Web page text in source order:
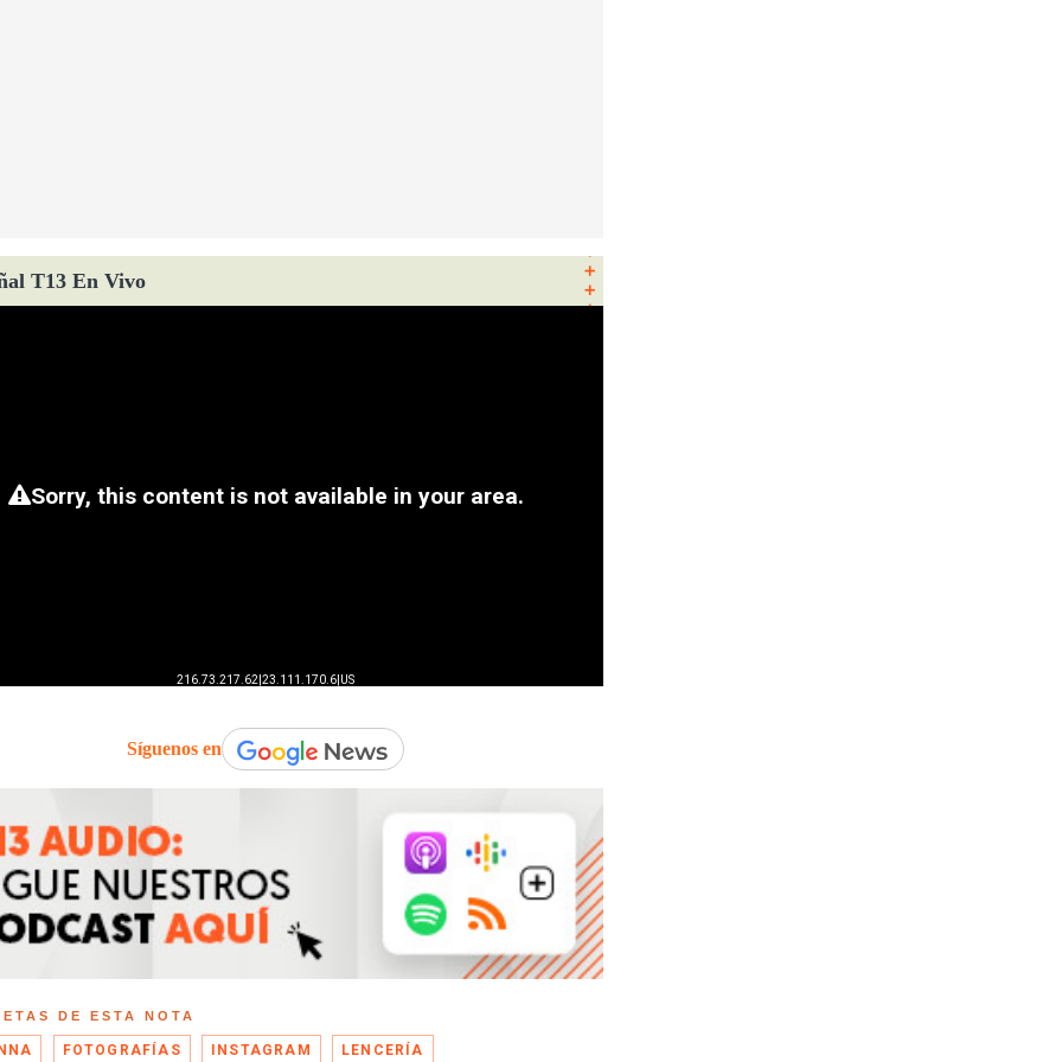
T13 En Vivo
Síguenos en
DE ESTA NOTA
FOTOGRAFÍAS INSTAGRAM LENCERÍA